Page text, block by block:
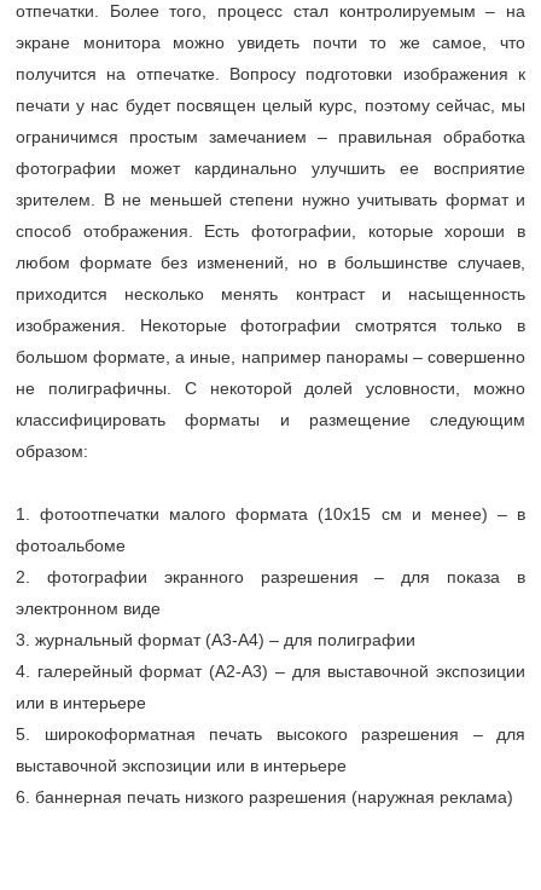
отпечатки. Более того, процесс стал контролируемым – на
экране монитора можно увидеть почти то же самое, что
получится на отпечатке. Вопросу подготовки изображения к
печати у нас будет посвящен целый курс, поэтому сейчас, мы
ограничимся простым замечанием – правильная обработка
фотографии может кардинально улучшить ее восприятие
зрителем. В не меньшей степени нужно учитывать формат и
способ отображения. Есть фотографии, которые хороши в
любом формате без изменений, но в большинстве случаев,
приходится несколько менять контраст и насыщенность
изображения. Некоторые фотографии смотрятся только в
большом формате, а иные, например панорамы – совершенно
не полиграфичны. С некоторой долей условности, можно
классифицировать форматы и размещение следующим
образом:
1. фотоотпечатки малого формата (10х15 см и менее) – в
фотоальбоме
2. фотографии экранного разрешения – для показа в
электронном виде
3. журнальный формат (А3-А4) – для полиграфии
4. галерейный формат (А2-А3) – для выставочной экспозиции
или в интерьере
5. широкоформатная печать высокого разрешения – для
выставочной экспозиции или в интерьере
6. баннерная печать низкого разрешения (наружная реклама)